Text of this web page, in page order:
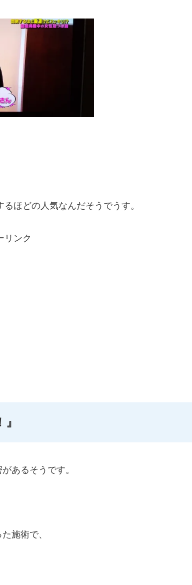
ほどの人気なんだそうでうす。
リンク
あるそうです。
施術で、